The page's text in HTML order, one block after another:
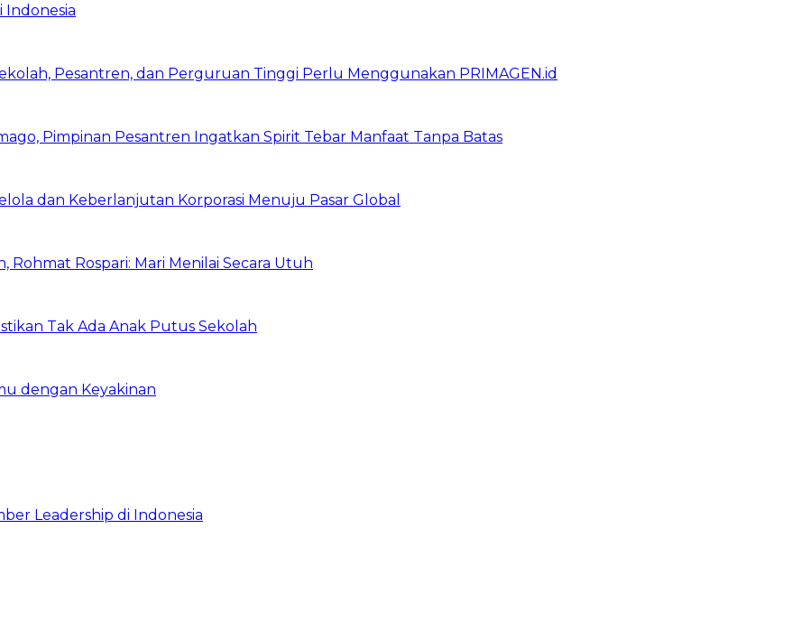
Indonesia
Pesantren, dan Perguruan Tinggi Perlu Menggunakan PRIMAGEN.id
Pimpinan Pesantren Ingatkan Spirit Tebar Manfaat Tanpa Batas
dan Keberlanjutan Korporasi Menuju Pasar Global
Rospari: Mari Menilai Secara Utuh
Tak Ada Anak Putus Sekolah
dengan Keyakinan
Leadership di Indonesia